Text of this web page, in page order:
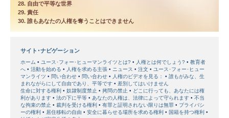
28. 自由で平等な世界
29. 責任
30. 誰もあなたの人権を奪うことはできません
サイト･ナビゲーション
ホーム ユース･フォー･ヒューマンライツとは? 人権とは何でしょう?
教育者
へ
活動を始める 人権を求める主張 ニュース 注文
ユース･フォー･ヒュー
マンライツ
問い合わせ 問い合わせ 人権のビデオを見る：
誰もがみな、生
まれながらにして自由であり、平等です
差別してはいけません
生命に対する権利
奴隷制度禁止 拷問の禁止
どこに行っても、あなたには権
利があります
法の下に平等 あなたの人権は、法律によって守られます
不当
な拘束の禁止
裁判を受ける権利 有罪と証明されない限りは無罪
プライバシ
ーの権利
居住移転の自由 安全に暮らせる場所を求める権利
国籍を持つ権利